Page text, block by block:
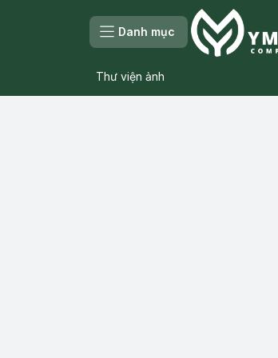
Danh mục
Thư viện ảnh